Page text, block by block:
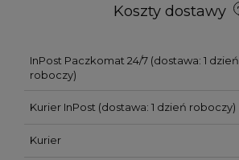
Koszty dostawy
InPost Paczkomat 24/7(dostawa: 1 dzień
roboczy)
Kurier InPost (dostawa: 1 dzień roboczy)
Kurier